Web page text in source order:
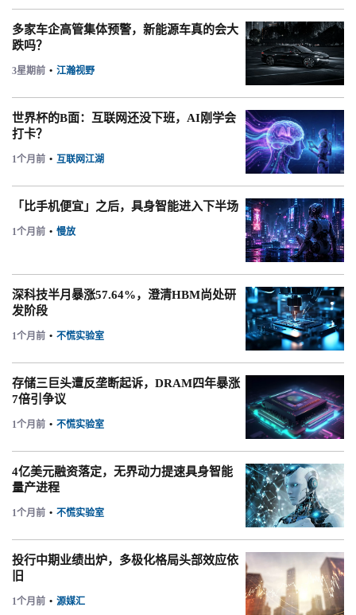
多家车企高管集体预警，新能源车真的会大
跌吗？
3星期前 • 江瀚视野
世界杯的B面：互联网还没下班，AI刚学会
打卡？
1个月前 • 互联网江湖
「比手机便宜」之后，具身智能进入下半场
1个月前 • 慢放
深科技半月暴涨57.64%，澄清HBM尚处研
发阶段
1个月前 • 不慌实验室
存储三巨头遭反垄断起诉，DRAM四年暴涨
7倍引争议
1个月前 • 不慌实验室
4亿美元融资落定，无界动力提速具身智能
量产进程
1个月前 • 不慌实验室
投行中期业绩出炉，多极化格局头部效应依
旧
1个月前 • 源媒汇